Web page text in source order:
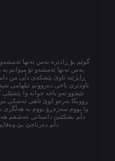
گوێم بۆ ڕادێرە بەس تەنها
بەس تەنها ئەمشەو تۆ میوانم
ڕایژێنە تاوێ بێشکەی دڵی من
ئاودێری باخی دەروونم ئیلهامی
تێیچوو ئەو باخە جوانە وا
ڕووبکا بەرەو کوێ ئاهی ئەشکی
وا بووم سەرەڕۆ بووم بە
دڵم بشکێنێ داستانی عەشقم
دڵم دەرناچێ بێ